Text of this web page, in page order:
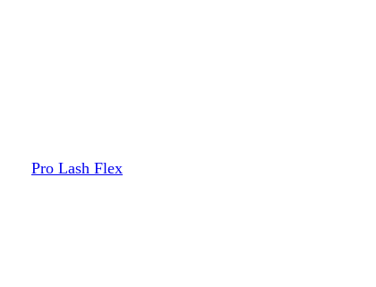
Pro Lash Flex